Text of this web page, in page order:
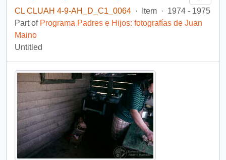
CL CLUAH 4-9-AH_D_C1_0064 · Item · 1974 - 1975
Part of Programa Padres e Hijos: fotografías de Juan
Maino
Untitled